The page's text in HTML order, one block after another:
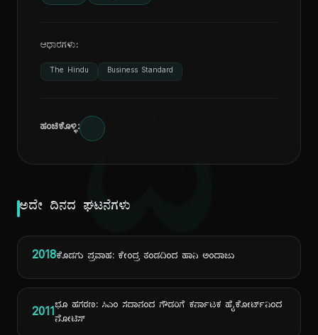
ದಿ
ಆಧಾರಗಳು:
The Hindu Business Standard
ಹಂಚಿಕೊಳ್ಳಿ:
ಅದೇ ದಿನದ ಘಟನೆಗಳು
2018ಕೊಡಗು ಪ್ರವಾಹ: ಕೇಂದ್ರ ತಂಡದಿಂದ ಹಾನಿ ಅಂದಾಜು
2011ಭೂ ಹಗರಣ: ಸಿಎಂ ಸದಾನಂದ ಗೌಡರಿಗೆ ಕರ್ನಾಟಕ ಹೈಕೋರ್ಟ್‌ನಿಂದ
ನೋಟಿಸ್